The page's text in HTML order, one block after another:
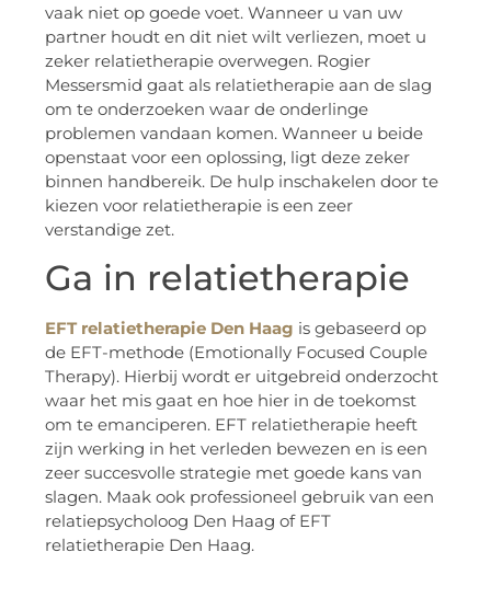
vaak niet op goede voet. Wanneer u van uw
partner houdt en dit niet wilt verliezen, moet u
zeker relatietherapie overwegen. Rogier
Messersmid gaat als relatietherapie aan de slag
om te onderzoeken waar de onderlinge
problemen vandaan komen. Wanneer u beide
openstaat voor een oplossing, ligt deze zeker
binnen handbereik. De hulp inschakelen door te
kiezen voor relatietherapie is een zeer
verstandige zet.
Ga in relatietherapie
EFT relatietherapie Den Haag is gebaseerd op
de EFT-methode (Emotionally Focused Couple
Therapy). Hierbij wordt er uitgebreid onderzocht
waar het mis gaat en hoe hier in de toekomst
om te emanciperen. EFT relatietherapie heeft
zijn werking in het verleden bewezen en is een
zeer succesvolle strategie met goede kans van
slagen. Maak ook professioneel gebruik van een
relatiepsycholoog Den Haag of EFT
relatietherapie Den Haag.